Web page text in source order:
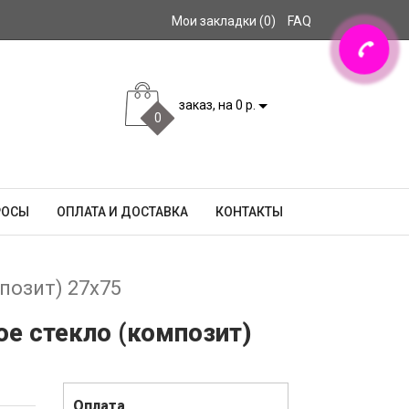
Мои закладки (0) FAQ
0
заказ, на 0 р.
ОПЛАТА И ДОСТАВКА КОНТАКТЫ
27x75
стекло (композит)